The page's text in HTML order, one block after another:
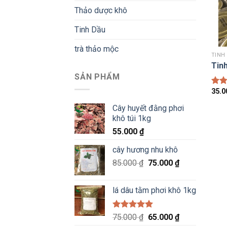
Thảo dược khô
Tinh Dầu
trà thảo mộc
SẢN PHẨM
Cây huyết đằng phơi
khô túi 1kg
55.000 ₫
cây hương nhu khô
85.000₫ Giá
85.000 ₫.
75.000 ₫Giá
là:
lá dâu tằm phơi khô 1kg
Được xếp
5.00
75.000₫ Giá
65.000 ₫Giá
TINH